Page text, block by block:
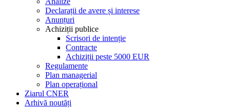
Declarații de avere și interese
Anunțuri
Achiziții publice
Scrisori de intenție
Contracte
Achiziții peste 5000 EUR
Regulamente
Plan managerial
Plan operațional
Ziarul CNER
Arhivă noutăți